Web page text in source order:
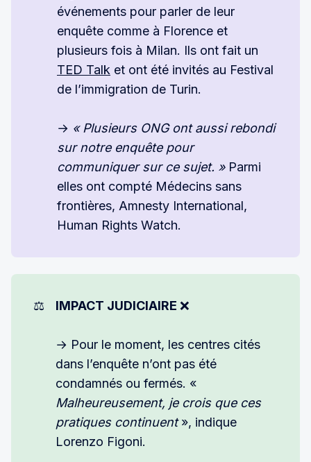
événements pour parler de leur
enquête comme à Florence et
plusieurs fois à Milan. Ils ont fait un
TED Talk et ont été invités au Festival
de l’immigration de Turin.
→ « Plusieurs ONG ont aussi rebondi
sur notre enquête pour
communiquer sur ce sujet. » Parmi
elles ont compté Médecins sans
frontières, Amnesty International,
Human Rights Watch.
⚖️ IMPACT JUDICIAIRE ❌
→ Pour le moment, les centres cités
dans l’enquête n’ont pas été
condamnés ou fermés. «
Malheureusement, je crois que ces
pratiques continuent», indique
Lorenzo Figoni.